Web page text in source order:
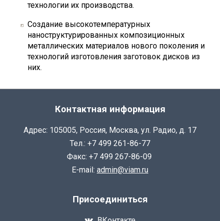
технологии их производства.
Создание высокотемпературных
наноструктурированных композиционных
металлических материалов нового поколения и
технологий изготовления заготовок дисков из
них.
Контактная информация
Адрес: 105005, Россия, Москва, ул. Радио, д. 17
Тел.: +7 499 261-86-77
Факс: +7 499 267-86-09
E-mail: admin@viam.ru
Присоединиться